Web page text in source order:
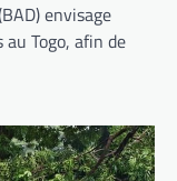
envisage
Togo, afin de